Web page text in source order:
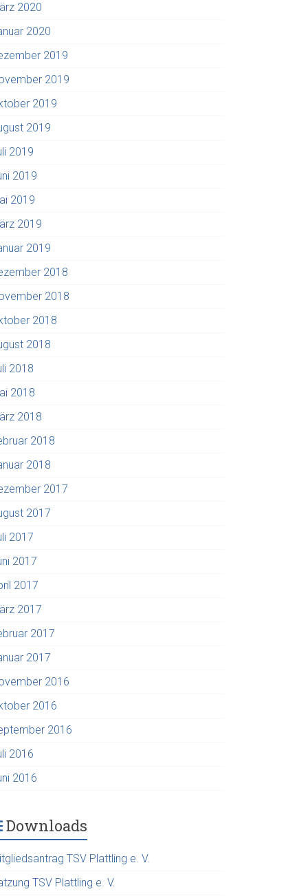
2020
2020
2019
2019
2019
2019
2019
2019
2019
2019
2019
2018
2018
2018
2018
2018
2018
2018
2018
2018
2017
2017
2017
2017
2017
2017
2017
2017
2016
2016
2016
2016
2016
Downloads
TSV Plattling e. V.
TSV Plattling e. V.